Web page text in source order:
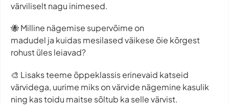
värviliselt nagu inimesed.
🐝 Milline nägemise supervõime on
madudel ja kuidas mesilased väikese õie kõrgest
rohust üles leiavad?
🎨 Lisaks teeme õppeklassis erinevaid katseid
värvidega, uurime miks on värvide nägemine kasulik
ning kas toidu maitse sõltub ka selle värvist.